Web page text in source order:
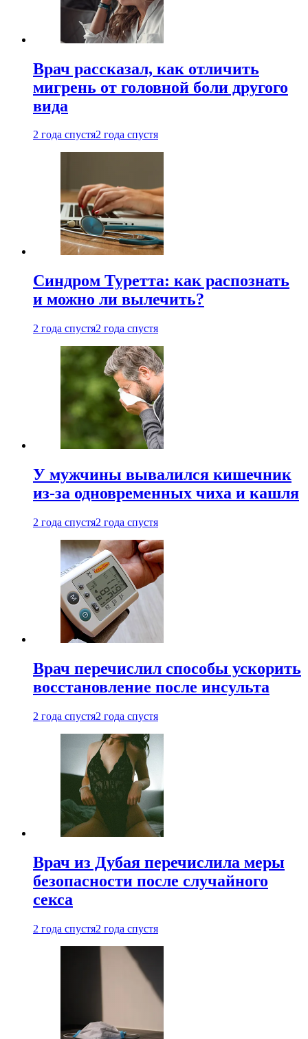
Врач рассказал, как отличить
мигрень от головной боли другого
вида
2 года спустя2 года спустя
Синдром Туретта: как распознать
и можно ли вылечить?
2 года спустя2 года спустя
У мужчины вывалился кишечник
из-за одновременных чиха и кашля
2 года спустя2 года спустя
Врач перечислил способы ускорить
восстановление после инсульта
2 года спустя2 года спустя
Врач из Дубая перечислила меры
безопасности после случайного
секса
2 года спустя2 года спустя